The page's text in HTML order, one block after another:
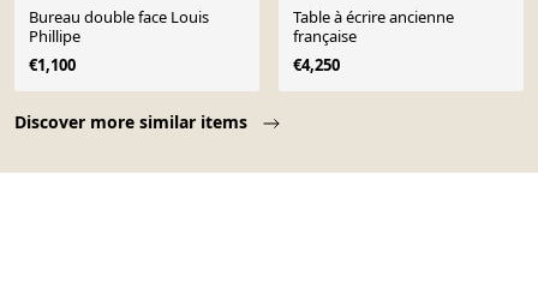
Discover more similar items
Bureau double face Louis
Phillipe
€1,100
Table à écrire ancienne
française
€4,250